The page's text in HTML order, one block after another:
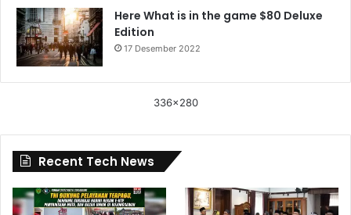
Here What is in the game $80 Deluxe
Edition
17 Desember 2022
336x280
Recent Tech News